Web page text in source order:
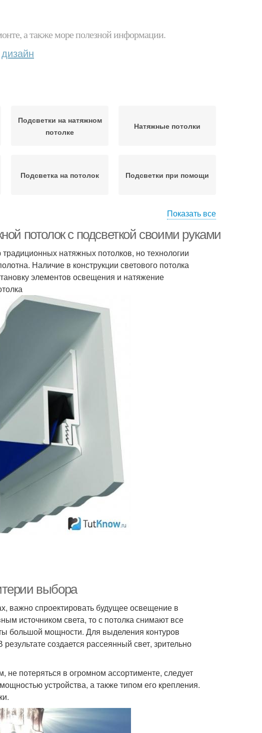
а также море полезной информации.
дизайн
Подсветки на натяжном
потолке
Натяжные потолки
Подсветка на потолок Подсветки при помощи
гипсокартона
Гипсокартонный
потолок
Ниши для натяжных
потолков
Потолок от компании
Показать все
потолок с подсветкой своими руками
натяжных потолков, но технологии
Наличие в конструкции светового потолка
элементов освещения и натяжение
выбора
важно спроектировать будущее освещение в
источником света, то с потолка снимают все
большой мощности. Для выделения контуров
создается рассеянный свет, зрительно
потеряться в огромном ассортименте, следует
устройства, а также типом его крепления.